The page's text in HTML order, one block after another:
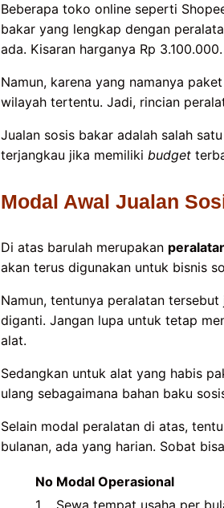
Beberapa toko online seperti
bakar yang lengkap dengan
ada. Kisaran harganya Rp 3.100.000.
Namun, karena yang namanya
wilayah tertentu. Jadi, rincian
Jualan sosis bakar adalah salah satu
terjangkau jika memiliki budget
Modal Awal Jualan
Di atas barulah merupakan
akan terus digunakan untuk bisnis
Namun, tentunya peralatan
diganti. Jangan lupa untuk tetap
alat.
Sedangkan untuk alat yang habis
ulang sebagaimana bahan baku
Selain modal peralatan di atas,
bulanan, ada yang harian. Sobat
No Modal Operasional